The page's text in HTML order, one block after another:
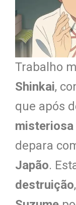
Trabalho
Shinkai,
que após
misteriosa
depara
Japão.
destruição,